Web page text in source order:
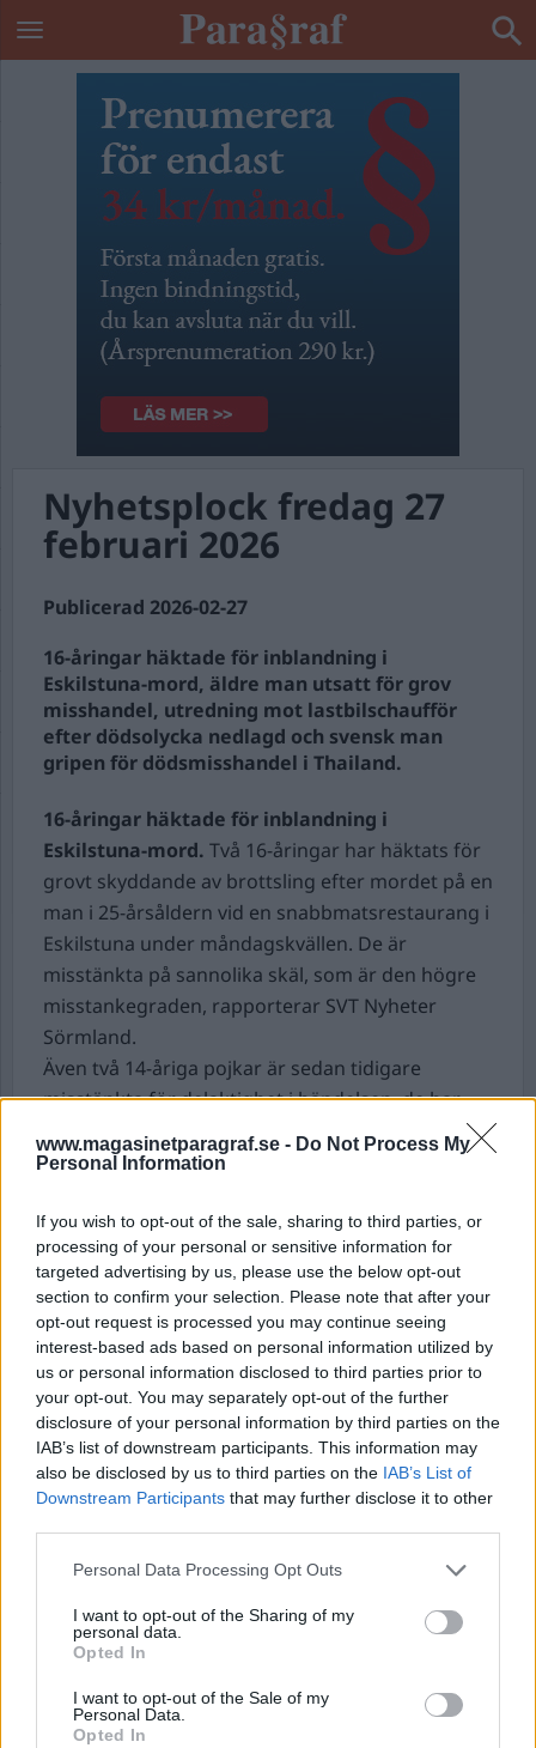
www.magasinetparagraf.se - Do Not Process My
Personal Information
If you wish to opt-out of the sale, sharing to third parties, or
processing of your personal or sensitive information for
targeted advertising by us, please use the below opt-out
section to confirm your selection. Please note that after your
opt-out request is processed you may continue seeing
interest-based ads based on personal information utilized by
us or personal information disclosed to third parties prior to
your opt-out. You may separately opt-out of the further
disclosure of your personal information by third parties on the
IAB’s list of downstream participants. This information may
also be disclosed by us to third parties on the IAB’s List of
Downstream Participants that may further disclose it to other
Personal Data Processing Opt Outs
I want to opt-out of the Sharing of my
personal data.
Opted In
I want to opt-out of the Sale of my
Personal Data.
Opted In
Nyhetsplock fredag 27
februari 2026
Publicerad 2026-02-27
16-åringar häktade för inblandning i
Eskilstuna-mord, äldre man utsatt för grov
misshandel, utredning mot lastbilschaufför
efter dödsolycka nedlagd och svensk man
gripen för dödsmisshandel i Thailand.
16-åringar häktade för inblandning i
Eskilstuna-mord. Två 16-åringar har häktats för
grovt skyddande av brottsling efter mordet på en
man i 25-årsåldern vid en snabbmatsrestaurang i
Eskilstuna under måndagskvällen. De är
misstänkta på sannolika skäl, som är den högre
misstankegraden, rapporterar SVT Nyheter
Sörmland.
Även två 14-åriga pojkar är sedan tidigare
misstänkta för delaktighet i händelsen, de har
omhändertagits av socialtjänsten.
torsdagsförmiddagen larmas polisen till Stora
torg i Halmstad om en misshandel. En man
uppges ha slagit och sparkat en annan man, flera
av sparkarna ska ha utdelats när målsägande låg
på marken, skriver polisen på sin hemsida.
Polis är snabbt på plats och griper den utpekade
gärningsmannen, som är i 50-årsåldern.
Målsägande, en man i 70-årsåldern, ses över av
ambulans. Skadeläget är oklart.
En anmälan om grov misshandel är upprättad.
dödsolycka nedlagd.En trafikinspektör på
Trafikverket omkom i januari under ett körprov, i
en frontalkrock mellan en personbil och en lastbil
misstänkt för vållande till annans död och grov
vårdslöshet i trafik. Nu har utredningen där